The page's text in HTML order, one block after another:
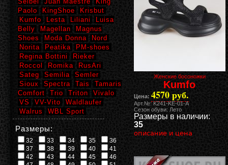
Женские босоножки
Kumfo
Цена: 4570 руб.
Арт.№: K241-KE-01-A
Сезон обуви: Лето
Размеры в наличии:
35
описание и цена
Paolo
KingShoe
Krisbut
Kumfo
Lesta Liliani
Luisa
Belly
Magellan
Magnus
Shoes
Moda Donna
Nord
Norita
Peatika
PM-shoes
Regina Bottini
Rieker
Roccol
Romika
RusAri
Sateg
Semilia
Semler
Sioux
Spectra Tais
Tamaris
Comfort
Trio Triton
Vivalo
VS
VV-Vito
Waldlaufer
Walrus
WBL Sport
Размеры:
32 33 34 35
36
37
38 39 40
41
42
43 44 45
46